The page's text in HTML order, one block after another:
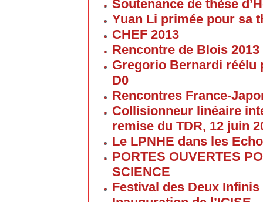
Soutenance de thèse
Yuan Li primée pour sa
CHEF 2013
Rencontre de Blois 2013
Gregorio Bernardi réélu
D0
Rencontres France-
Collisionneur linéaire
remise du TDR, 12 juin
Le LPNHE dans les
PORTES OUVERTES
SCIENCE
Festival des Deux Infinis